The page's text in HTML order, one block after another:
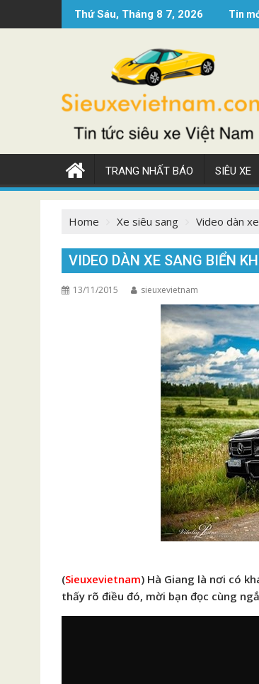
to
Thứ Sáu, Tháng 8 7, 2026 Tin
Siêu xe Mercedes AMG GT 2022 nâng
TRANG NHẤT BÁO SIÊU XE
Home Xe siêu sang Video dàn
VIDEO DÀN XE SANG BIỂN
13/11/2015 sieuxevietnam
(Sieuxevietnam) Hà Giang là nơi có
thấy rõ điều đó, mời bạn đọc cùng